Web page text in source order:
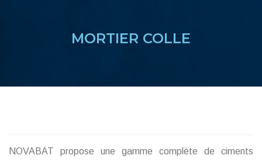
MORTIER COLLE
NOVABAT propose une gamme complète de ciments